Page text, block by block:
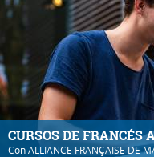
CURSOS DE FRANCÉS
ConALLIANCE FRANÇAISE DE